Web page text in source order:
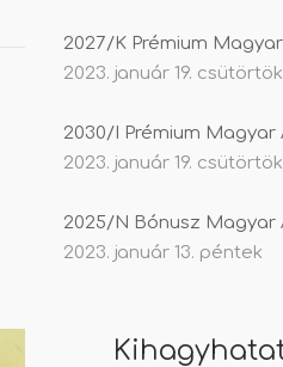
2027/K Prémium
2023. január 19. csütörtök
2030/I Prémium
2023. január 19. csütörtök
2025/N Bónusz
2023. január 13. péntek